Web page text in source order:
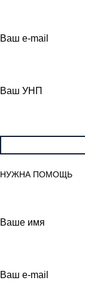
Ваш e-mail
Ваш УНП
НУЖНА ПОМОЩЬ
Ваше имя
Ваш e-mail